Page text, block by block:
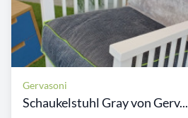
Gervasoni
Schaukelstuhl Gray von Gerv...